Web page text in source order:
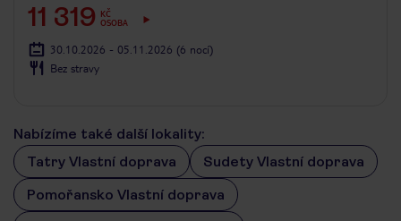
11 319
KČ
OSOBA
30.10.2026 - 05.11.2026 (6 nocí)
Bez stravy
Nabízíme také další lokality:
Tatry Vlastní doprava
Sudety Vlastní doprava
Pomořansko Vlastní doprava